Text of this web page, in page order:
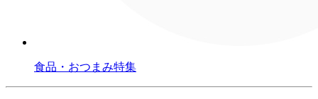
食品・おつまみ特集